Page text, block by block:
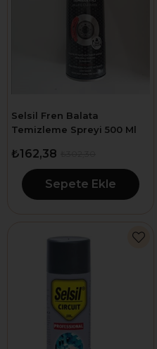
Selsil Fren Balata
Temizleme Spreyi 500 Ml
₺162,38
Sepete Ekle